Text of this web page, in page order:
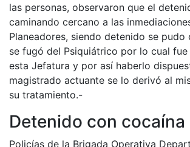
las personas, observaron que el
caminando cercano a las
Planeadores, siendo detenido se
se fugó del Psiquiátrico por lo cual
esta Jefatura y por así haberlo
magistrado actuante se lo derivó al
su tratamiento.-
Detenido con cocaína
Policías de la Brigada Operativa